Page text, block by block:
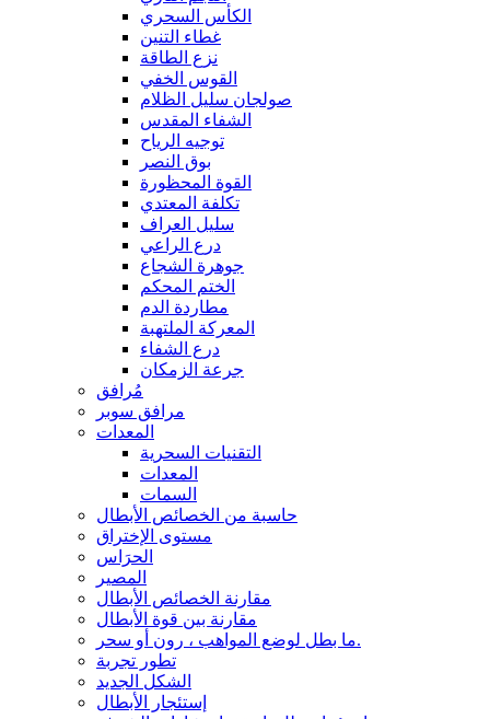
الكأس السحري
غطاء التنين
نزع الطاقة
القوس الخفي
صولجان سليل الظلام
الشفاء المقدس
توجيه الرياح
بوق النصر
القوة المحظورة
تكلفة المعتدي
سليل العراف
درع الراعي
جوهرة الشجاع
الختم المحكم
مطاردة الدم
المعركة الملتهبة
درع الشفاء
جرعة الزمكان
مُرافق
مرافق سوبر
المعدات
التقنيات السحرية
المعدات
السمات
حاسبة من الخصائص الأبطال
مستوى الإختراق
الحرَاس
المصير
مقارنة الخصائص الأبطال
مقارنة بين قوة الأبطال
ما بطل لوضع المواهب ، رون أو سحر.
تطور تجربة
الشكل الجديد
إستئجار الأبطال